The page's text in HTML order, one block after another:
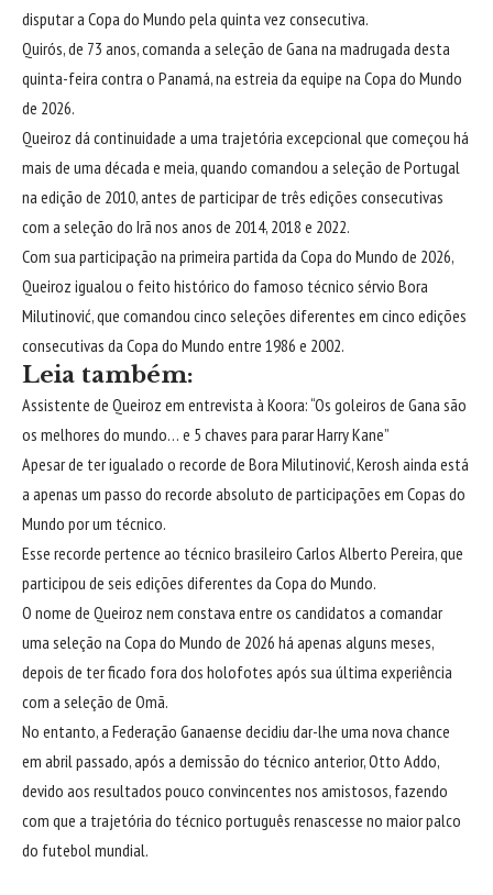
disputar a Copa do Mundo pela quinta vez consecutiva.
Quirós, de 73 anos, comanda a seleção de Gana na madrugada desta
quinta-feira contra o Panamá, na estreia da equipe na Copa do Mundo
de 2026.
Queiroz dá continuidade a uma trajetória excepcional que começou há
mais de uma década e meia, quando comandou a seleção de Portugal
na edição de 2010, antes de participar de três edições consecutivas
com a seleção do Irã nos anos de 2014, 2018 e 2022.
Com sua participação na primeira partida da Copa do Mundo de 2026,
Queiroz igualou o feito histórico do famoso técnico sérvio Bora
Milutinović, que comandou cinco seleções diferentes em cinco edições
consecutivas da Copa do Mundo entre 1986 e 2002.
Leia também:
Assistente de Queiroz em entrevista à Koora: “Os goleiros de Gana são
os melhores do mundo… e 5 chaves para parar Harry Kane”
Apesar de ter igualado o recorde de Bora Milutinović, Kerosh ainda está
a apenas um passo do recorde absoluto de participações em Copas do
Mundo por um técnico.
Esse recorde pertence ao técnico brasileiro Carlos Alberto Pereira, que
participou de seis edições diferentes da Copa do Mundo.
O nome de Queiroz nem constava entre os candidatos a comandar
uma seleção na Copa do Mundo de 2026 há apenas alguns meses,
depois de ter ficado fora dos holofotes após sua última experiência
com a seleção de Omã.
No entanto, a Federação Ganaense decidiu dar-lhe uma nova chance
em abril passado, após a demissão do técnico anterior, Otto Addo,
devido aos resultados pouco convincentes nos amistosos, fazendo
com que a trajetória do técnico português renascesse no maior palco
do futebol mundial.